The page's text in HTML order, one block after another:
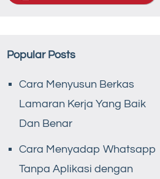
Popular Posts
Cara Menyusun Berkas
Lamaran Kerja Yang Baik
Dan Benar
Cara Menyadap Whatsapp
Tanpa Aplikasi dengan